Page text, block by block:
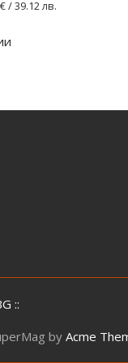
€/ 39.12 лв.
::
by Acme